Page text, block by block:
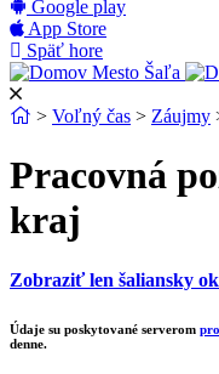
Google play
App Store
Späť hore
> Voľný čas > Záujmy
Pracovná
kraj
Zobraziť len šaliansky
Údaje su poskytované serverom
denne.